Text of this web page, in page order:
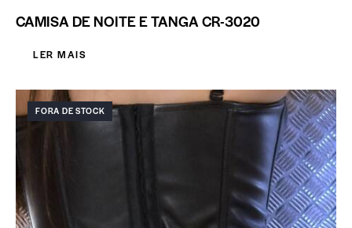
CAMISA DE NOITE E TANGA CR-3020
LER MAIS
FORA DE STOCK